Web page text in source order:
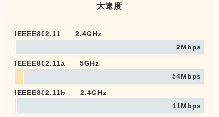
大速度
IEEEE802.11 2.4GHz
2Mbps
IEEEE802.11a 5GHz
54Mbps
IEEEE802.11b 2.4GHz
11Mbps